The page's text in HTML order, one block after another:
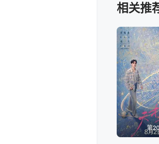
相关推
第